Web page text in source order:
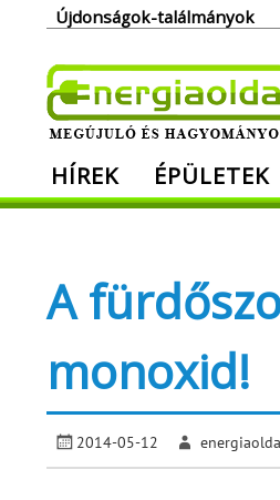
Újdonságok-találmányok
Megújuló és
HÍREK ÉPÜLETEK
A
monoxid!
2014-05-12